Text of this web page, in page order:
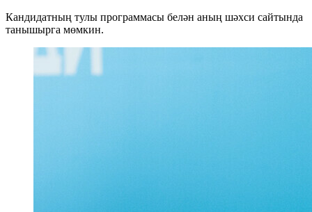
Кандидатның тулы программасы белән аның шәхси сайтында
танышырга мөмкин.